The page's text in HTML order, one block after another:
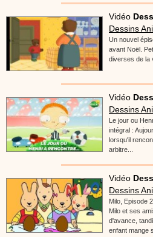
Vidéo
Dessins
Un nouvel
avant Noël.
diverses de la
Vidéo
Dessins
Le jour ou
intégral :
lorsqu'il
arbitre...
Vidéo
Dessins
Milo, Episode
Milo et ses
d'avance,
enfant mange